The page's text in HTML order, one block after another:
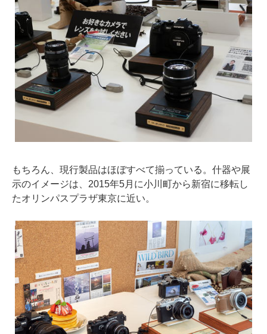
もちろん、現行製品はほぼすべて揃っている。什器や展
示のイメージは、2015年5月に小川町から新宿に移転し
たオリンパスプラザ東京に近い。